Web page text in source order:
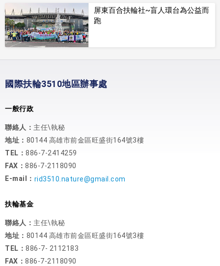
屏東百合扶輪社~盲人環台為公益而
跑
國際扶輪3510地區辦事處
一般行政
聯絡人： 主任\執秘
地址： 80144 高雄市前金區旺盛街164號3樓
TEL： 886-7-2414259
FAX： 886-7-2118090
E-mail： rid3510.nature@gmail.com
扶輪基金
聯絡人： 主任\執秘
地址： 80144 高雄市前金區旺盛街164號3樓
TEL： 886-7- 2112183
FAX： 886-7-2118090